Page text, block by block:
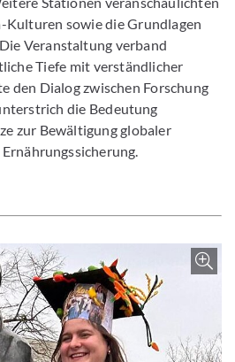
Kulturen sowie die Grundlagen
Veranstaltung verband
Tiefe mit verständlicher
den Dialog zwischen Forschung
die Bedeutung
zur Bewältigung globaler